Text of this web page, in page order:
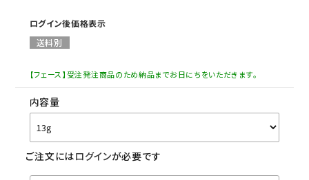
ログイン後価格表示
送料別
【フェース】受注発注商品のため納品までお日にちをいただきます。
内容量
ご注文にはログインが必要です